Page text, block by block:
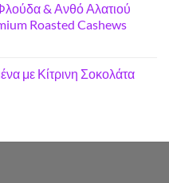
& Ανθό Αλατιού
Roasted Cashews
με Κίτρινη Σοκολάτα